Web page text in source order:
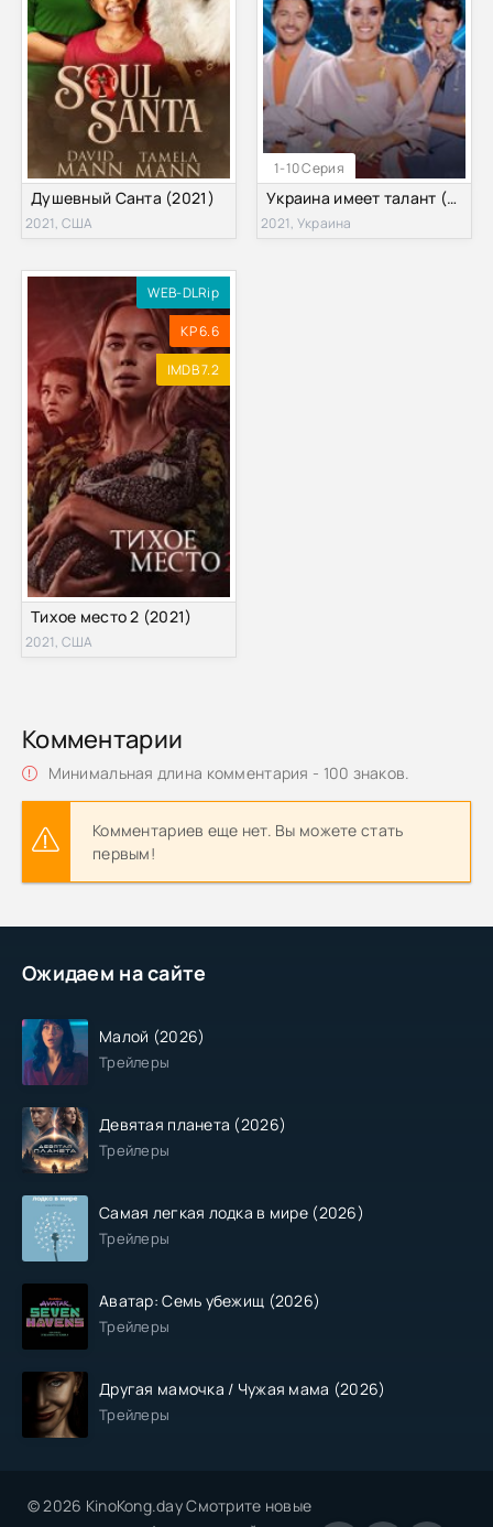
Ожидаем на сайте
Малой (2026)
Трейлеры
Девятая планета (2026)
Трейлеры
Самая легкая лодка в мире (2026)
Трейлеры
Аватар: Семь убежищ (2026)
Трейлеры
Другая мамочка / Чужая мама (2026)
Трейлеры
Душевный Санта (2021)
2021, США
1-10 Серия
Украина имеет талант (2021)
2021, Украина
WEB-DLRip
KP 6.6
IMDB 7.2
Тихое место 2 (2021)
2021, США
Комментарии
Минимальная длина комментария - 100 знаков.
Комментариев еще нет. Вы можете стать
первым!
© 2026 KinoKong.day Смотрите новые